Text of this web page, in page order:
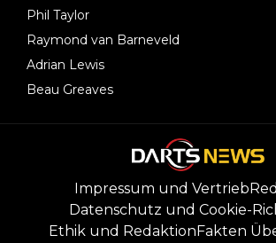
Phil Taylor
Raymond van Barneveld
Adrian Lewis
Beau Greaves
Impressum und Vertrieb
Datenschutz und Cookie-
Ethik und Redaktion Fakten